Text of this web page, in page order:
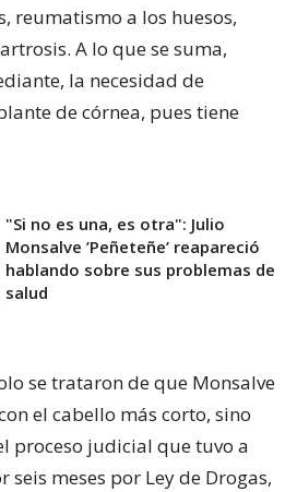
reumatismo a los huesos,
A lo que se suma,
la necesidad de
de córnea, pues tiene
"Si no es una, es otra": Julio
Monsalve ’Peñeteñe’ reapareció
hablando sobre sus problemas de
salud
se trataron de que Monsalve
el cabello más corto, sino
proceso judicial que tuvo a
meses por Ley de Drogas,